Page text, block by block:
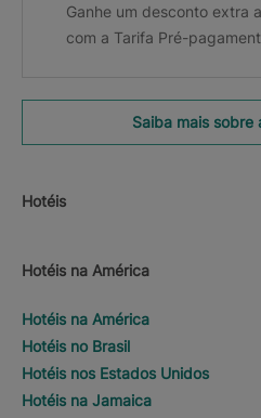
Ganhe um desconto extra
com a Tarifa Pré-
Saiba mais sobre
Hotéis
Hotéis na América
Hotéis na América
Hotéis no Brasil
Hotéis nos Estados Unidos
Hotéis na Jamaica